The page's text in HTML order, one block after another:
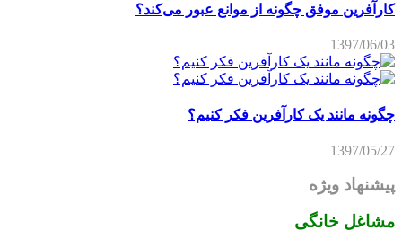
کارآفرین موفق چگونه از موانع عبور می‌کند؟
1397/06/03
چگونه مانند یک کارآفرین فکر کنیم؟
1397/05/27
پیشنهاد ویژه
مشاغل خانگی